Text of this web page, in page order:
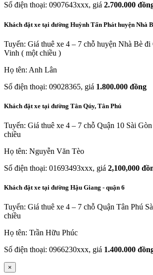
Số điện thoại: 0907643xxx, giá 2.700.000
Khách đặt xe tại đường Huỳnh Tấn Phát huyện Nhà
Tuyến: Giá thuê xe 4 – 7 chỗ huyện Nhà Bè đi
Vinh ( một chiều )
Họ tên: Anh Lân
Số điện thoại: 09028365, giá 1.800.000 đồng
Khách đặt xe tại đường Tân Qúy, Tân Phú
Tuyến: Giá thuê xe 4 – 7 chỗ Quận 10 Sài
chiều
Họ tên: Nguyễn Văn Tèo
Số điện thoại: 01693493xxx, giá 2,100,000
Khách đặt xe tại đường Hậu Giang - quận 6
Tuyến: Giá thuê xe 4 – 7 chỗ Quận Tân Phú
chiều
Họ tên: Trần Hữu Phúc
Số điện thoại: 0966230xxx, giá 1.400.000
×